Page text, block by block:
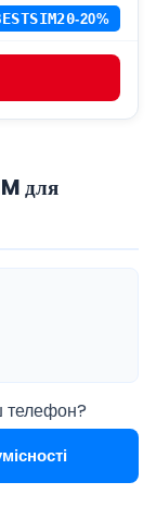
-20%
для
телефон?